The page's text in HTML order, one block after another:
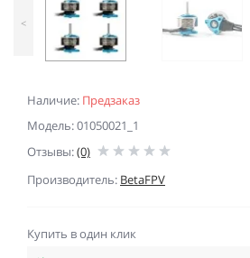
Наличие: Предзаказ
Модель: 01050021_1
Отзывы:(0)
Производитель: BetaFPV
<
Купить в один клик